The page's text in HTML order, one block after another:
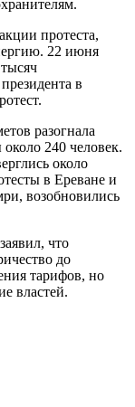
протеста,
22 июня
в
разогнала
240 человек.
около
в Ереване и
возобновились
что
до
тарифов, но
властей.